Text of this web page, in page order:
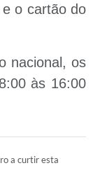
o cartão do
nacional, os
às 16:00
a curtir esta